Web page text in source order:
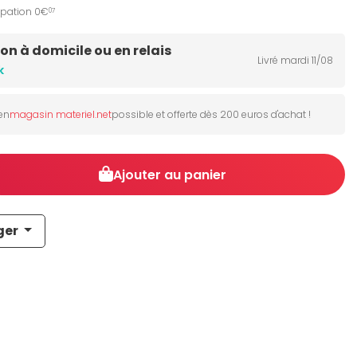
0€07
à domicile ou en relais
Livré mardi 11/08
magasin materiel.netpossible et offerte dès 200 euros d'achat !
Ajouter au panier